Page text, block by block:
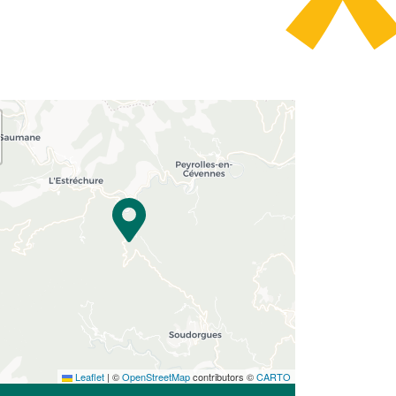
Leaflet | ©OpenStreetMapcontributors ©CARTO